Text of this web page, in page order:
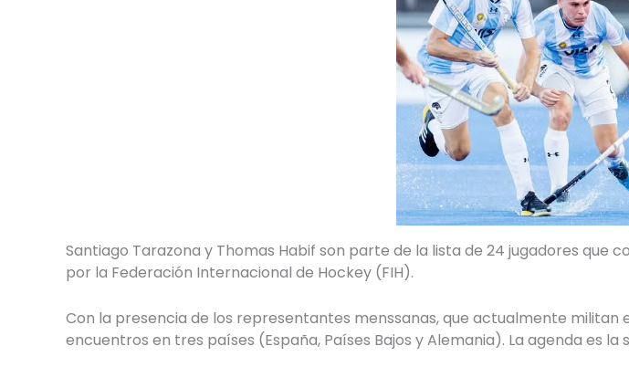
Santiago Tarazona y Thomas Habif son parte de la lista de 24 jugadores
por la Federación Internacional de Hockey (FIH).
Con la presencia de los representantes menssanas, que actualmente
encuentros en tres países (España, Países Bajos y Alemania). La agenda es la